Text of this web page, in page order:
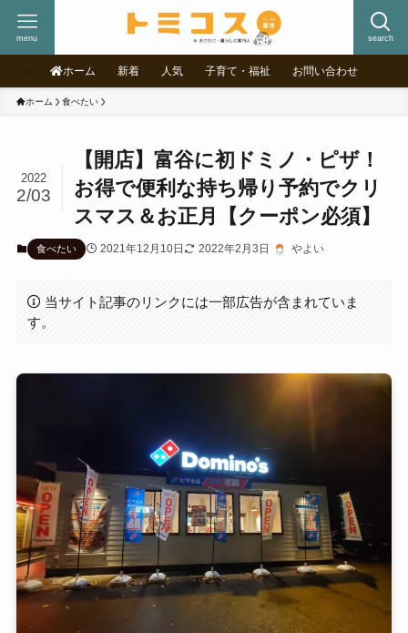
search
menu
ホーム 新着 人気 子育て・福祉 お問い合わせ
ホーム 食べたい
【開店】富谷に初ドミノ・ピザ！
お得で便利な持ち帰り予約でクリ
スマス＆お正月【クーポン必須】
2022
2/03
食べたい 2021年12月10日 2022年2月3日 やよい
当サイト記事のリンクには一部広告が含まれていま
す。